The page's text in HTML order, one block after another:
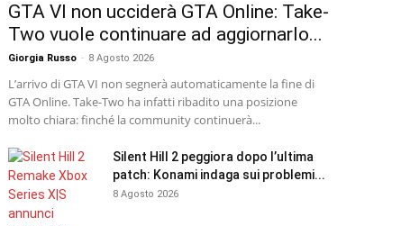
GTA VI non ucciderà GTA Online: Take-
Two vuole continuare ad aggiornarlo...
Giorgia Russo - 8 Agosto 2026
L’arrivo di GTA VI non segnerà automaticamente la fine di
GTA Online. Take-Two ha infatti ribadito una posizione
molto chiara: finché la community continuerà...
Silent Hill 2 peggiora dopo l’ultima
patch: Konami indaga sui problemi...
8 Agosto 2026